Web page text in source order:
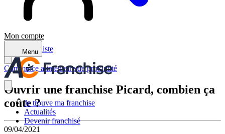
Mon compte
Menu
Je trouve ma franchise
Actualités
Devenir franchisé
Retour à la liste
Commerce alimentaire de proximité
Ouvrir une franchise Picard, combien ça
coûte ?
09/04/2021